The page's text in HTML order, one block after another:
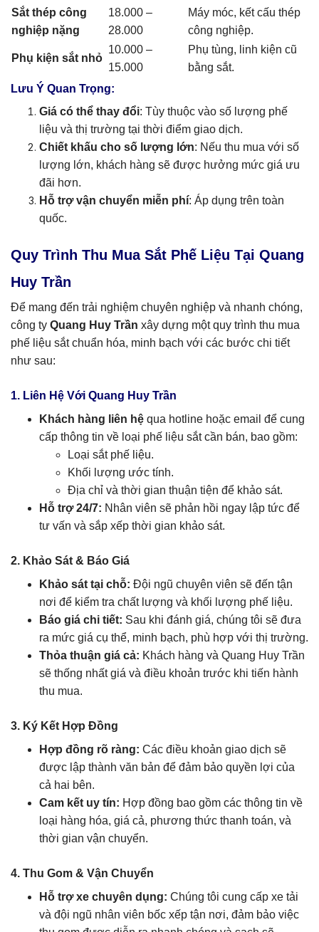
Sắt thép công
nghiệp nặng
18.000 –
28.000
Máy móc, kết cấu thép
công nghiệp.
Phụ kiện sắt nhỏ
10.000 –
15.000
Phụ tùng, linh kiện cũ
bằng sắt.
Lưu Ý Quan Trọng:
Giá có thể thay đổi: Tùy thuộc vào số lượng phế
liệu và thị trường tại thời điểm giao dịch.
Chiết khấu cho số lượng lớn: Nếu thu mua với số
lượng lớn, khách hàng sẽ được hưởng mức giá ưu
đãi hơn.
Hỗ trợ vận chuyển miễn phí: Áp dụng trên toàn
quốc.
Quy Trình Thu Mua Sắt Phế Liệu Tại Quang
Huy Trần
Để mang đến trải nghiệm chuyên nghiệp và nhanh chóng,
công ty Quang Huy Trần xây dựng một quy trình thu mua
phế liệu sắt chuẩn hóa, minh bạch với các bước chi tiết
như sau:
1. Liên Hệ Với Quang Huy Trần
Khách hàng liên hệ qua hotline hoặc email để cung
cấp thông tin về loại phế liệu sắt cần bán, bao gồm:
Loại sắt phế liệu.
Khối lượng ước tính.
Địa chỉ và thời gian thuận tiện để khảo sát.
Hỗ trợ 24/7: Nhân viên sẽ phản hồi ngay lập tức để
tư vấn và sắp xếp thời gian khảo sát.
2. Khảo Sát & Báo Giá
Khảo sát tại chỗ: Đội ngũ chuyên viên sẽ đến tận
nơi để kiểm tra chất lượng và khối lượng phế liệu.
Báo giá chi tiết: Sau khi đánh giá, chúng tôi sẽ đưa
ra mức giá cụ thể, minh bạch, phù hợp với thị trường.
Thỏa thuận giá cả: Khách hàng và Quang Huy Trần
sẽ thống nhất giá và điều khoản trước khi tiến hành
thu mua.
3. Ký Kết Hợp Đồng
Hợp đồng rõ ràng: Các điều khoản giao dịch sẽ
được lập thành văn bản để đảm bảo quyền lợi của
cả hai bên.
Cam kết uy tín: Hợp đồng bao gồm các thông tin về
loại hàng hóa, giá cả, phương thức thanh toán, và
thời gian vận chuyển.
4. Thu Gom & Vận Chuyển
Hỗ trợ xe chuyên dụng: Chúng tôi cung cấp xe tải
và đội ngũ nhân viên bốc xếp tận nơi, đảm bảo việc